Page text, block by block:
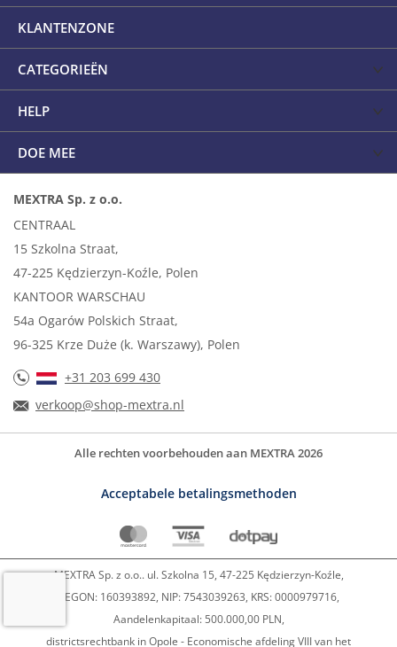
KLANTENZONE
CATEGORIEËN
HELP
DOE MEE
MEXTRA Sp. z o.o.
CENTRAAL
15 Szkolna Straat,
47-225 Kędzierzyn-Koźle, Polen
KANTOOR WARSCHAU
54a Ogarów Polskich Straat,
96-325 Krze Duże (k. Warszawy), Polen
+31 203 699 430
verkoop@shop-mextra.nl
Alle rechten voorbehouden aan MEXTRA 2026
Acceptabele betalingsmethoden
MEXTRA Sp. z o.o.. ul. Szkolna 15, 47-225 Kędzierzyn-Koźle,
REGON: 160393892, NIP: 7543039263, KRS: 0000979716,
Aandelenkapitaal: 500.000,00 PLN,
districtsrechtbank in Opole - Economische afdeling VIII van het